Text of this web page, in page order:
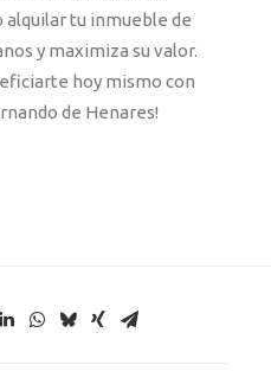
alquilar tu inmueble de
y maximiza su valor.
hoy mismo con
de Henares!